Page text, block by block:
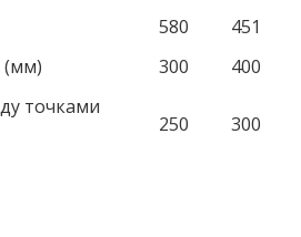
580
451
(мм)
300
400
точками
250 300